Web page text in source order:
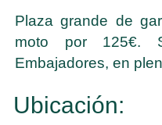
Plaza grande de
moto por 125€.
Embajadores, en
Ubicación: